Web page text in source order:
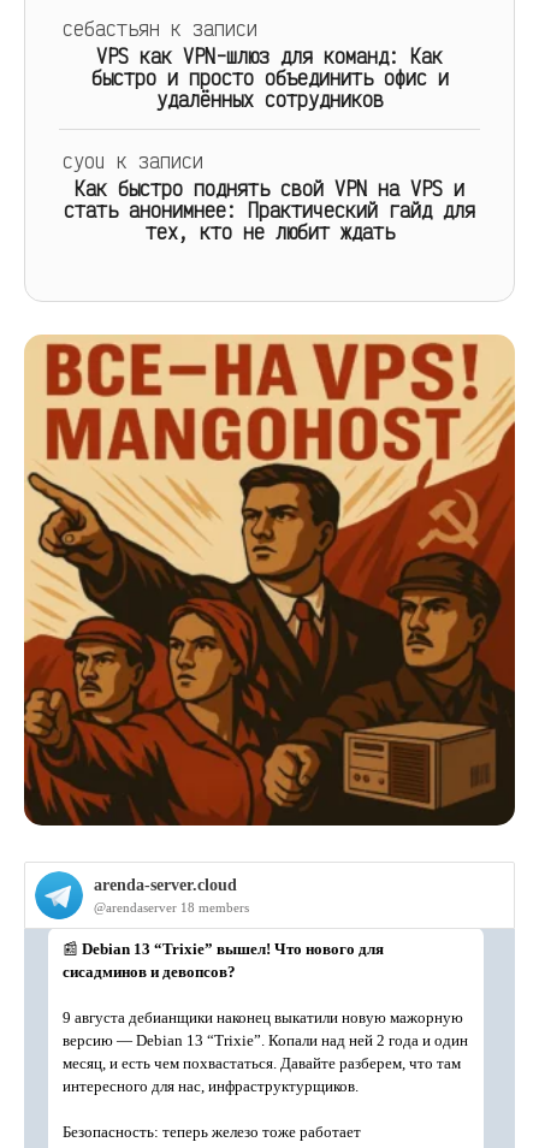
себастьян к записи
VPS как VPN-шлюз для команд: Как
быстро и просто объединить офис и
удалённых сотрудников
cyou к записи
Как быстро поднять свой VPN на VPS и
стать анонимнее: Практический гайд для
тех, кто не любит ждать